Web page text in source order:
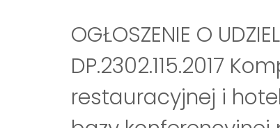
OGŁOSZENIE O
DP.2302.115.2017
restauracyjnej i